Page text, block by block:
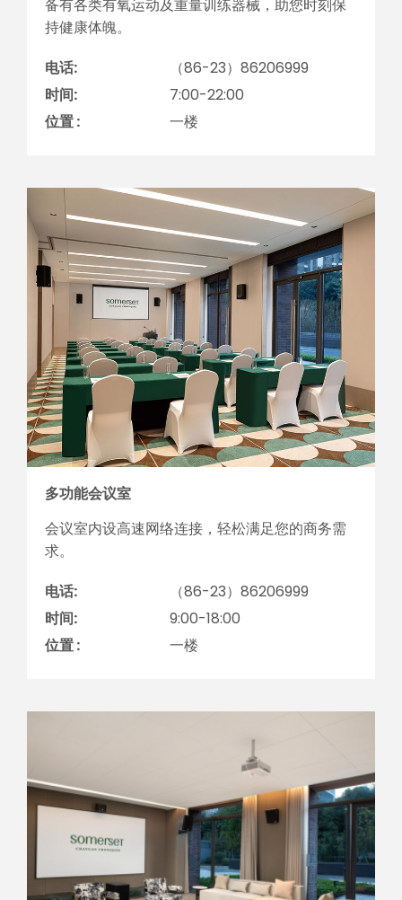
备有各类有氧运动及重量训练器械，助您时刻保
持健康体魄。
电话:
（86-23）86206999
时间:
7:00-22:00
位置 :
一楼
多功能会议室
会议室内设高速网络连接，轻松满足您的商务需
求。
电话:
（86-23）86206999
时间:
9:00-18:00
位置 :
一楼